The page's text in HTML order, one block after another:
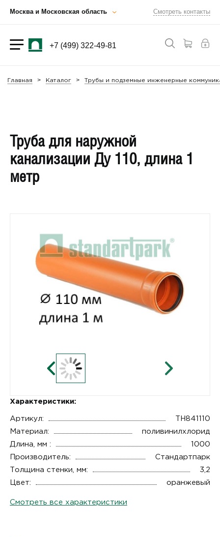
Москва и Московская область Смотреть контакты
+7 (499) 322-49-81
Главная Каталог Трубы и подземные инженерные
Труба для наружной
канализации Ду 110, длина 1
метр
Характеристики:
Артикул:
ТН841110
Материал:
поливинилхлорид
Длина, мм :
1000
Производитель:
Стандартпарк
Толщина стенки, мм:
3,2
Цвет:
оранжевый
Смотреть все характеристики